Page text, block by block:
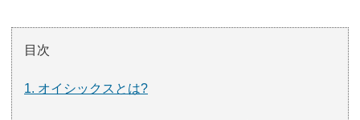
目次
1. オイシックスとは?